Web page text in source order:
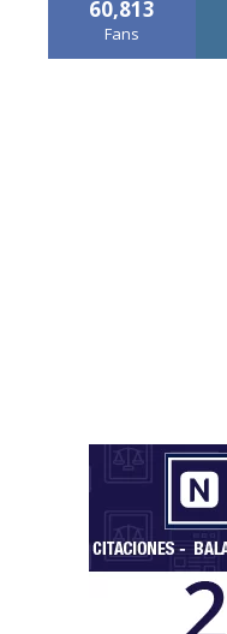
60,813
Fans